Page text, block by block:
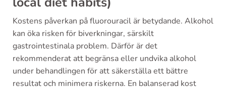
Kostens påverkan på fluorouracil är betydande. Alkohol
kan öka risken för biverkningar, särskilt
gastrointestinala problem. Därför är det
rekommenderat att begränsa eller undvika alkohol
under behandlingen för att säkerställa ett bättre
resultat och minimera riskerna. En balanserad kost